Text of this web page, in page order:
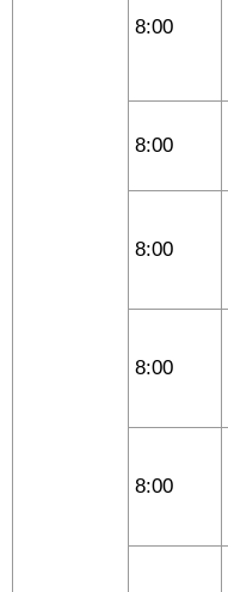
8:00
8:00
8:00
8:00
8:00